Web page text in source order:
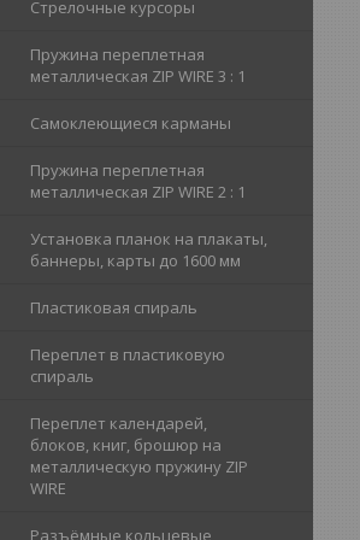
Стрелочные курсоры
Пружина переплетная
металлическая ZIP WIRE 3 : 1
Самоклеющиеся карманы
Пружина переплетная
металлическая ZIP WIRE 2 : 1
Установка планок на плакаты,
баннеры, карты до 1600 мм
Пластиковая спираль
Переплет в пластиковую
спираль
Переплет календарей,
блоков, книг, брошюр на
металлическую пружину ZIP
WIRE
Разъёмные кольцевые